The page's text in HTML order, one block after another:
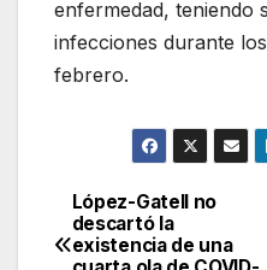
enfermedad, teniendo
infecciones durante
febrero.
Navegación
López-Gatell no
descartó la
existencia de una